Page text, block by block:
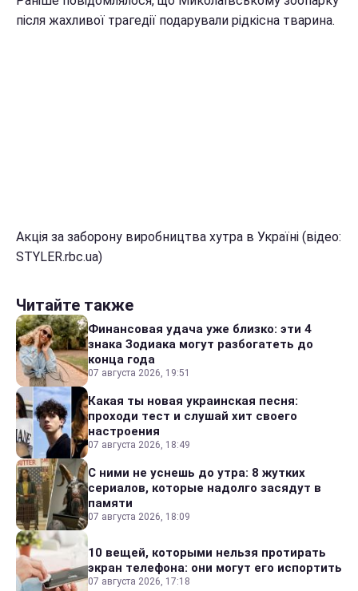
після жахливої трагедії подарували рідкісна тварина.
Акція за заборону виробництва хутра в Україні (відео:
STYLER.rbc.ua)
Читайте также
Финансовая удача уже близко: эти 4
знака Зодиака могут разбогатеть до
конца года
07 августа 2026, 19:51
Какая ты новая украинская песня:
проходи тест и слушай хит своего
настроения
07 августа 2026, 18:49
С ними не уснешь до утра: 8 жутких
сериалов, которые надолго засядут в
памяти
07 августа 2026, 18:09
10 вещей, которыми нельзя протирать
экран телефона: они могут его испортить
07 августа 2026, 17:18